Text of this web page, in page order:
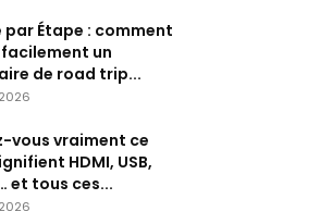
par Étape : comment
un
de road trip...
vous vraiment ce
HDMI, USB,
et tous ces...